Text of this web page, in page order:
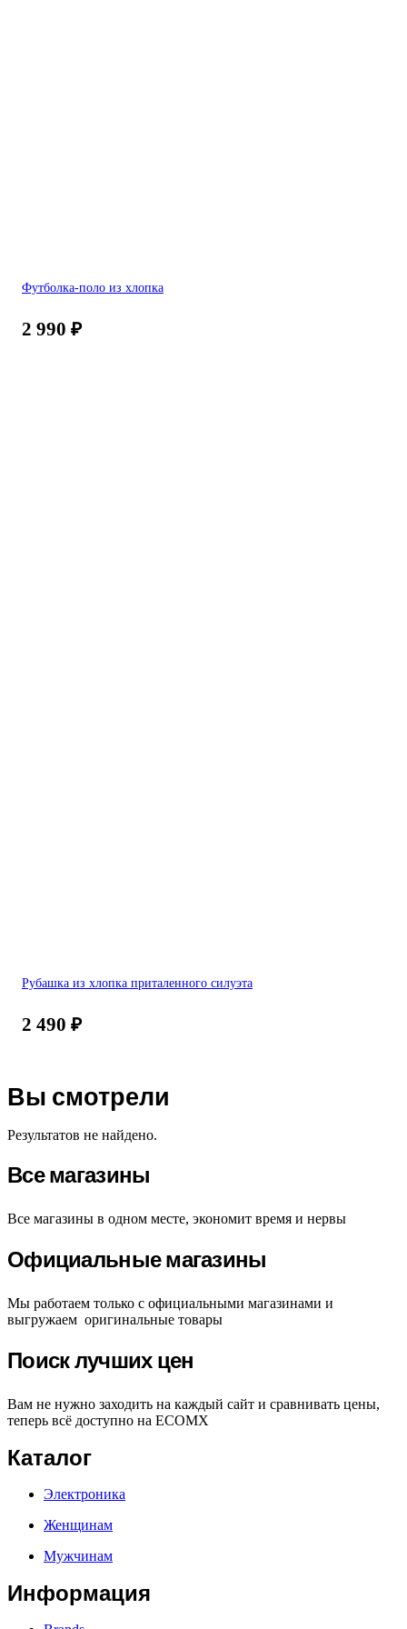
Футболка-поло из хлопка
2 990 ₽
Рубашка из хлопка приталенного силуэта
2 490 ₽
Вы смотрели
Результатов не найдено.
Все магазины
Все магазины в одном месте, экономит время и нервы
Официальные магазины
Мы работаем только с официальными магазинами и
выгружаем оригинальные товары
Поиск лучших цен
Вам не нужно заходить на каждый сайт и сравнивать цены,
теперь всё доступно на ECOMX
Каталог
Электроника
Женщинам
Мужчинам
Информация